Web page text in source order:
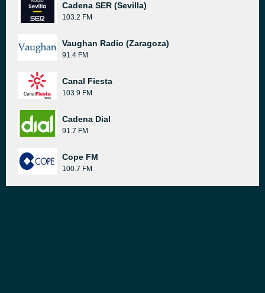
Cadena SER (Sevilla)
103.2 FM
Vaughan Radio (Zaragoza)
91.4 FM
Canal Fiesta
103.9 FM
Cadena Dial
91.7 FM
Cope FM
100.7 FM